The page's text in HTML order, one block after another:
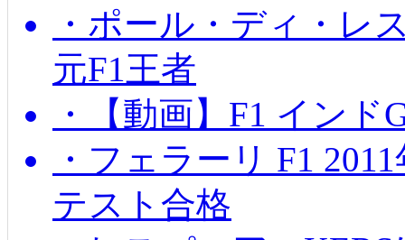
・ポール・ディ・レ
元F1王者
・【動画】F1 イン
・フェラーリ F1
テスト合格